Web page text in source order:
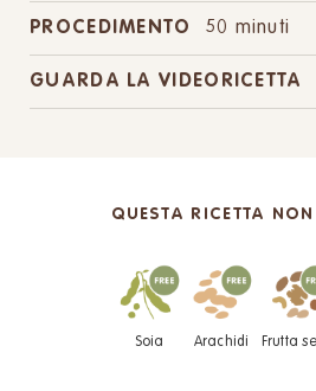
PROCEDIMENTO 50 minuti
GUARDA LA VIDEORICETTA
QUESTA RICETTA
Soia Arachidi Frutta